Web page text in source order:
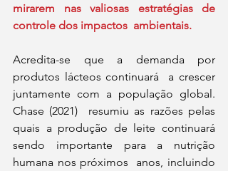
mirarem nas valiosas estratégias de
controle dos impactos  ambientais.
Acredita-se que a demanda por
produtos lácteos continuará  a crescer
juntamente com a população global.
Chase (2021)  resumiu as razões pelas
quais a produção de leite continuará
sendo importante para a nutrição
humana nos próximos  anos, incluindo